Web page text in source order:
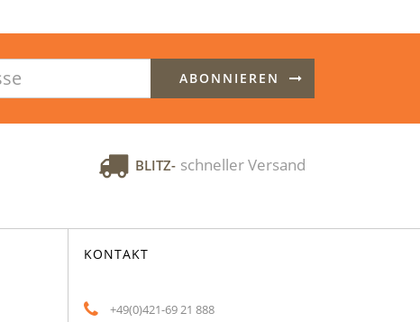
ABONNIEREN
BLITZ- schneller Versand
KONTAKT
+49(0)421-69 21 888